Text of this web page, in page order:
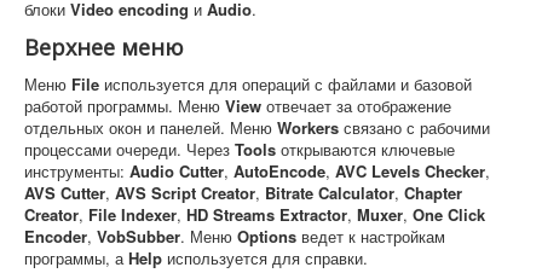
блоки Video encoding и Audio.
Верхнее меню
Меню File используется для операций с файлами и базовой
работой программы. Меню View отвечает за отображение
отдельных окон и панелей. Меню Workers связано с рабочими
процессами очереди. Через Tools открываются ключевые
инструменты: Audio Cutter, AutoEncode, AVC Levels Checker,
AVS Cutter, AVS Script Creator, Bitrate Calculator, Chapter
Creator, File Indexer, HD Streams Extractor, Muxer, One Click
Encoder, VobSubber. Меню Options ведет к настройкам
программы, аHelp используется для справки.